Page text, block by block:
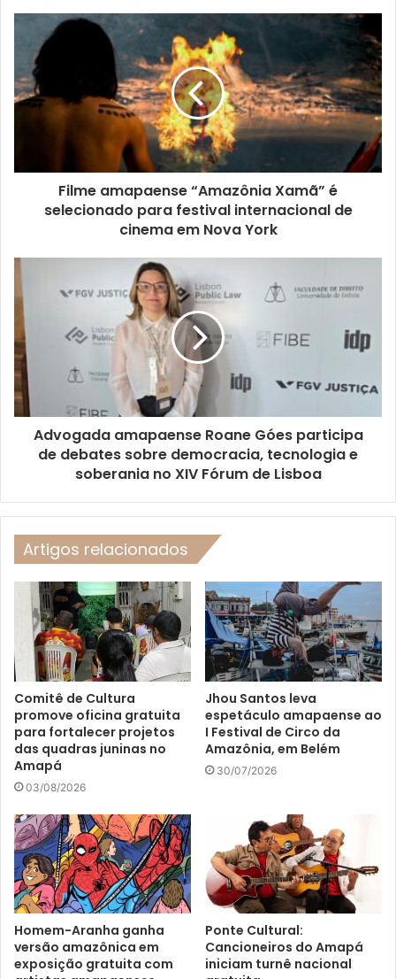
Filme amapaense “Amazônia Xamã” é
selecionado para festival internacional de
cinema em Nova York
Advogada amapaense Roane Góes participa
de debates sobre democracia, tecnologia e
soberania no XIV Fórum de Lisboa
Artigos relacionados
Comitê de Cultura
promove oficina gratuita
para fortalecer projetos
das quadras juninas no
Amapá
03/08/2026
Jhou Santos leva
espetáculo amapaense ao
I Festival de Circo da
Amazônia, em Belém
30/07/2026
Homem-Aranha ganha
versão amazônica em
exposição gratuita com
Ponte Cultural:
Cancioneiros do Amapá
iniciam turnê nacional